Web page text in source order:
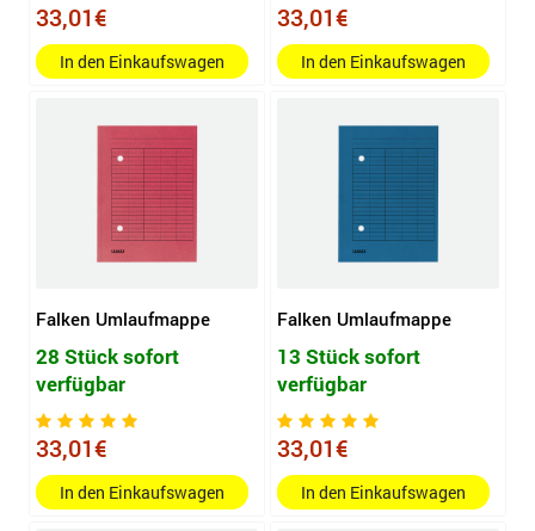
33,01€
In den Einkaufswagen
33,01€
In den Einkaufswagen
Falken Umlaufmappe
28 Stück sofort
verfügbar
33,01€
In den Einkaufswagen
Falken Umlaufmappe
13 Stück sofort
verfügbar
33,01€
In den Einkaufswagen